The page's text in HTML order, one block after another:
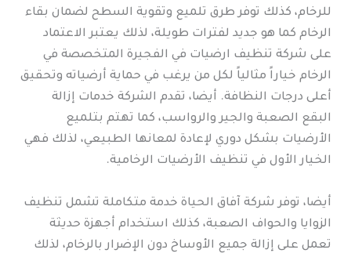
للرخام، كذلك توفر طرق تلميع وتقوية السطح لضمان بقاء
الرخام كما هو جديد لفترات طويلة، لذلك يعتبر الاعتماد
على شركة تنظيف ارضيات في الفجيرة المتخصصة في
الرخام خياراً مثالياً لكل من يرغب في حماية أرضياته وتحقيق
أعلى درجات النظافة. أيضا، تقدم الشركة خدمات إزالة
البقع الصعبة والجير والرواسب، كما تهتم بتلميع
الأرضيات بشكل دوري لإعادة لمعانها الطبيعي، لذلك فهي
الخيار الأول في تنظيف الأرضيات الرخامية.
أيضا، توفر شركة آفاق الحياة خدمة متكاملة تشمل تنظيف
الزوايا والحواف الصعبة، كذلك استخدام أجهزة حديثة
تعمل على إزالة جميع الأوساخ دون الإضرار بالرخام، لذلك